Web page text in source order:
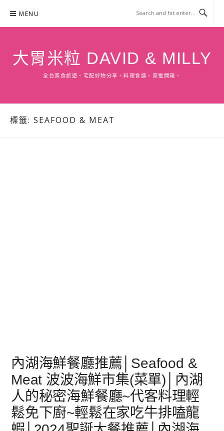
content
MENU
大胃米粒 DAVID & MILLY
全台美食旅遊。宅配好物分享。料理食譜。家電開箱。
標籤: SEAFOOD & MEAT
內湖海鮮餐廳推薦│Seafood &
Meat 波波海鮮市集(菜單)│內湖
人的秘密海鮮餐廳~代客料理輕
鬆免下廚~輕鬆在家吃牛排嗑龍